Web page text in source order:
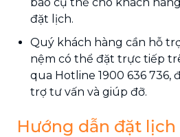
đặt lịch.
Quý khách hàng cần hỗ
nệm có thể đặt trực tiếp
qua Hotline 1900 636 736,
trợ tư vấn và giúp đỡ.
Hướng dẫn đặt